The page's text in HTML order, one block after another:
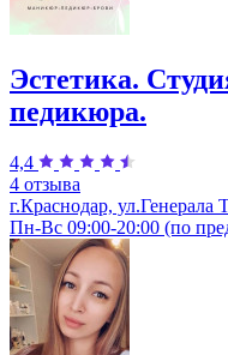
Эстетика.
педикюра.
4,4
4 отзыва
г.Краснодар, ул.Генерала
Пн-Вс 09:00-20:00 (по